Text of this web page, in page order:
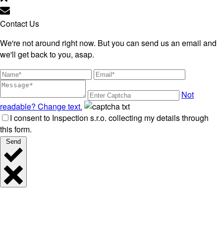
Contact Us
We're not around right now. But you can send us an email and
we'll get back to you, asap.
Not
readable? Change text.
I consent to Inspection s.r.o. collecting my details through
this form.
Send